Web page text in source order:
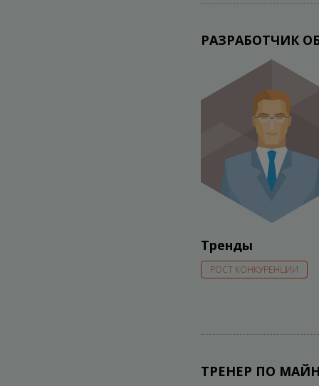
РАЗРАБОТЧИК
Тренды
РОСТ КОНКУРЕНЦИИ
ТРЕНЕР ПО